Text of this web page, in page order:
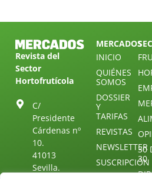
Revista del
Sector
Hortofrutícola
C/
Presidente
Cárdenas nº
10.
41013
Sevilla.
MERCADOS
INICIO
QUIÉNES
SOMOS
DOSSIER
Y
TARIFAS
REVISTAS
NEWSLETTER
SUSCRIPCIÓN
30
30